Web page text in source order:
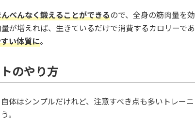
べんなく鍛えることができるので、全身の筋肉量を効
が増えれば、生きているだけで消費するカロリーであ
い体質に。
のやり方
体はシンプルだけれど、注意すべき点も多いトレーニ
。